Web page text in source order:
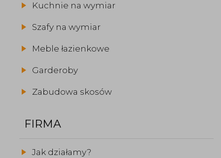
Kuchnie na wymiar
Szafy na wymiar
Meble łazienkowe
Garderoby
Zabudowa skosów
FIRMA
Jak działamy?